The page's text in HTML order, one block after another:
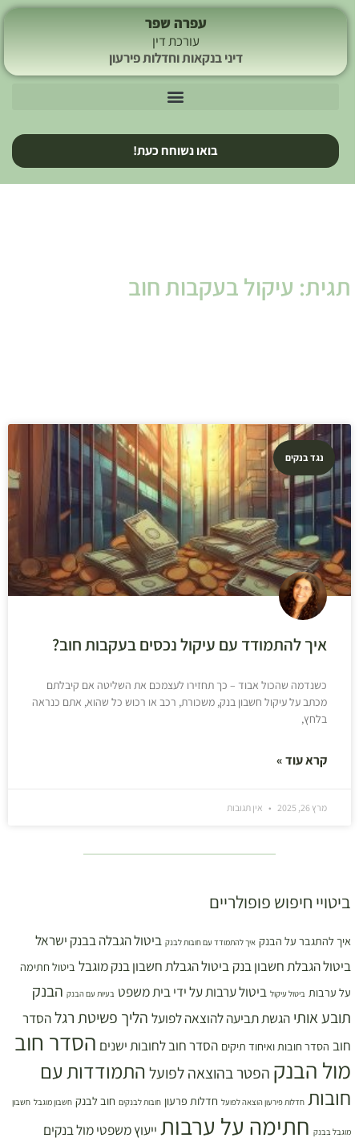
עפרה שפר
עורכת דין
דיני בנקאות וחדלות פירעון
בואו נשוחח כעת!
תגית: עיקול בעקבות חוב
נגד בנקים
איך להתמודד עם עיקול נכסים בעקבות חוב?
כשנדמה שהכול אבוד – כך תחזירו לעצמכם את השליטה אם קיבלתם
מכתב על עיקול חשבון בנק, משכורת, רכב או רכוש כל שהוא, אתם כנראה
בלחץ,
קרא עוד »
מרץ 26, 2025 אין תגובות
ביטויי חיפוש פופולריים
איך להתגבר על הבנק איך להתמודד עם חובות לבנק ביטול הגבלה בבנק ישראל
ביטול הגבלת חשבון בנק ביטול הגבלת חשבון בנק מוגבל ביטול חתימה
על ערבות ביטול עיקול ביטול ערבות על ידי בית משפט בעיות עם הבנק הבנק
תובע אותי הגשת תביעה להוצאה לפועל הליך פשיטת רגל הסדר
חוב הסדר חובות ואיחוד תיקים הסדר חוב לחובות ישנים הסדר חוב
מול הבנק הפטר בהוצאה לפועל התמודדות עם
חובות חדלות פירעון הוצאה לפועל חדלות פרעון חובות לבנקים חוב לבנק חשבון מוגבל חשבון
מוגבל בבנק חתימה על ערבות ייעוץ משפטי מול בנקים